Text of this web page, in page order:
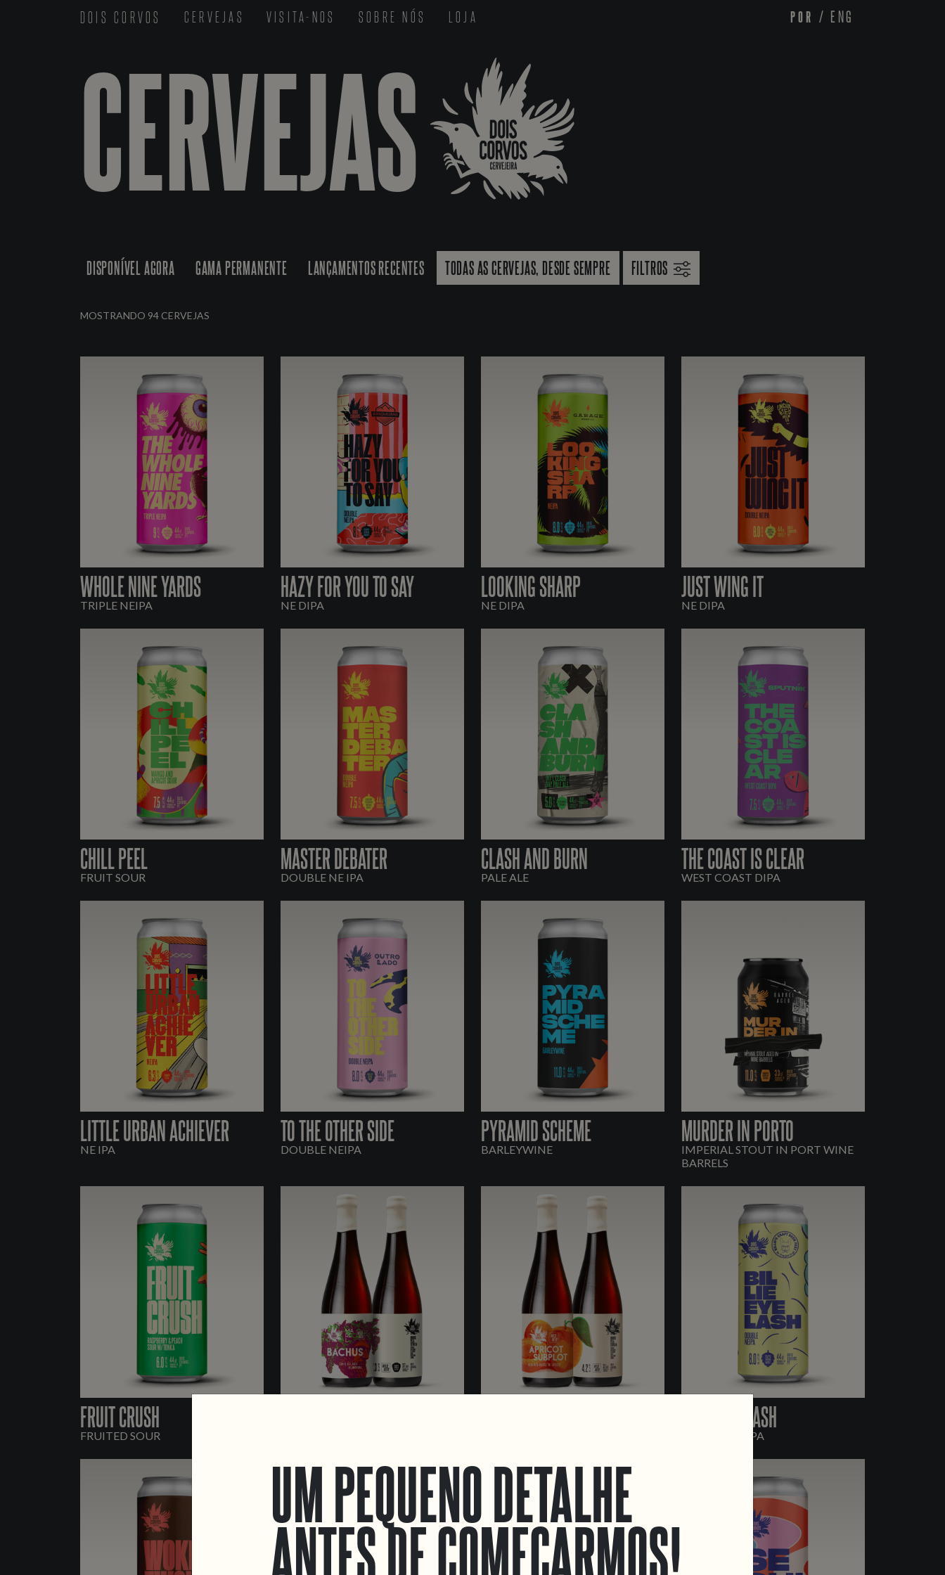
DOIS CORVOS CERVEJAS VISITA-NOS SOBRE NÓS LOJA POR / ENG
CERVEJAS
DISPONÍVEL AGORA GAMA PERMANENTE LANÇAMENTOS RECENTES TODAS AS CERVEJAS, DESDE SEMPRE FILTROS
MOSTRANDO 94 CERVEJAS
WHOLE NINE YARDS
TRIPLE NEIPA
HAZY FOR YOU TO SAY
NE DIPA
LOOKING SHARP
NE DIPA
JUST WING IT
NE DIPA
CHILL PEEL
FRUIT SOUR
MASTER DEBATER
DOUBLE NE IPA
CLASH AND BURN
PALE ALE
THE COAST IS CLEAR
WEST COAST DIPA
LITTLE URBAN ACHIEVER
NE IPA
TO THE OTHER SIDE
DOUBLE NEIPA
PYRAMID SCHEME
BARLEYWINE
MURDER IN PORTO
IMPERIAL STOUT IN PORT WINE
BARRELS
FRUIT CRUSH
FRUITED SOUR
BILLIE EYELASH
DOUBLE NE IPA
UM PEQUENO DETALHE
ANTES DE COMEÇARMOS!